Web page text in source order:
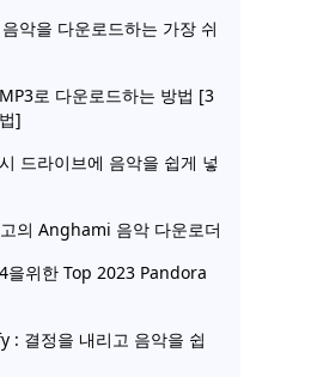
악을 다운로드하는 가장 쉬
로 다운로드하는 방법 [3
]
드라이브에 음악을 쉽게 넣
의 Anghami 음악 다운로더
을위한 Top 2023 Pandora
: 결정을 내리고 음악을 쉽